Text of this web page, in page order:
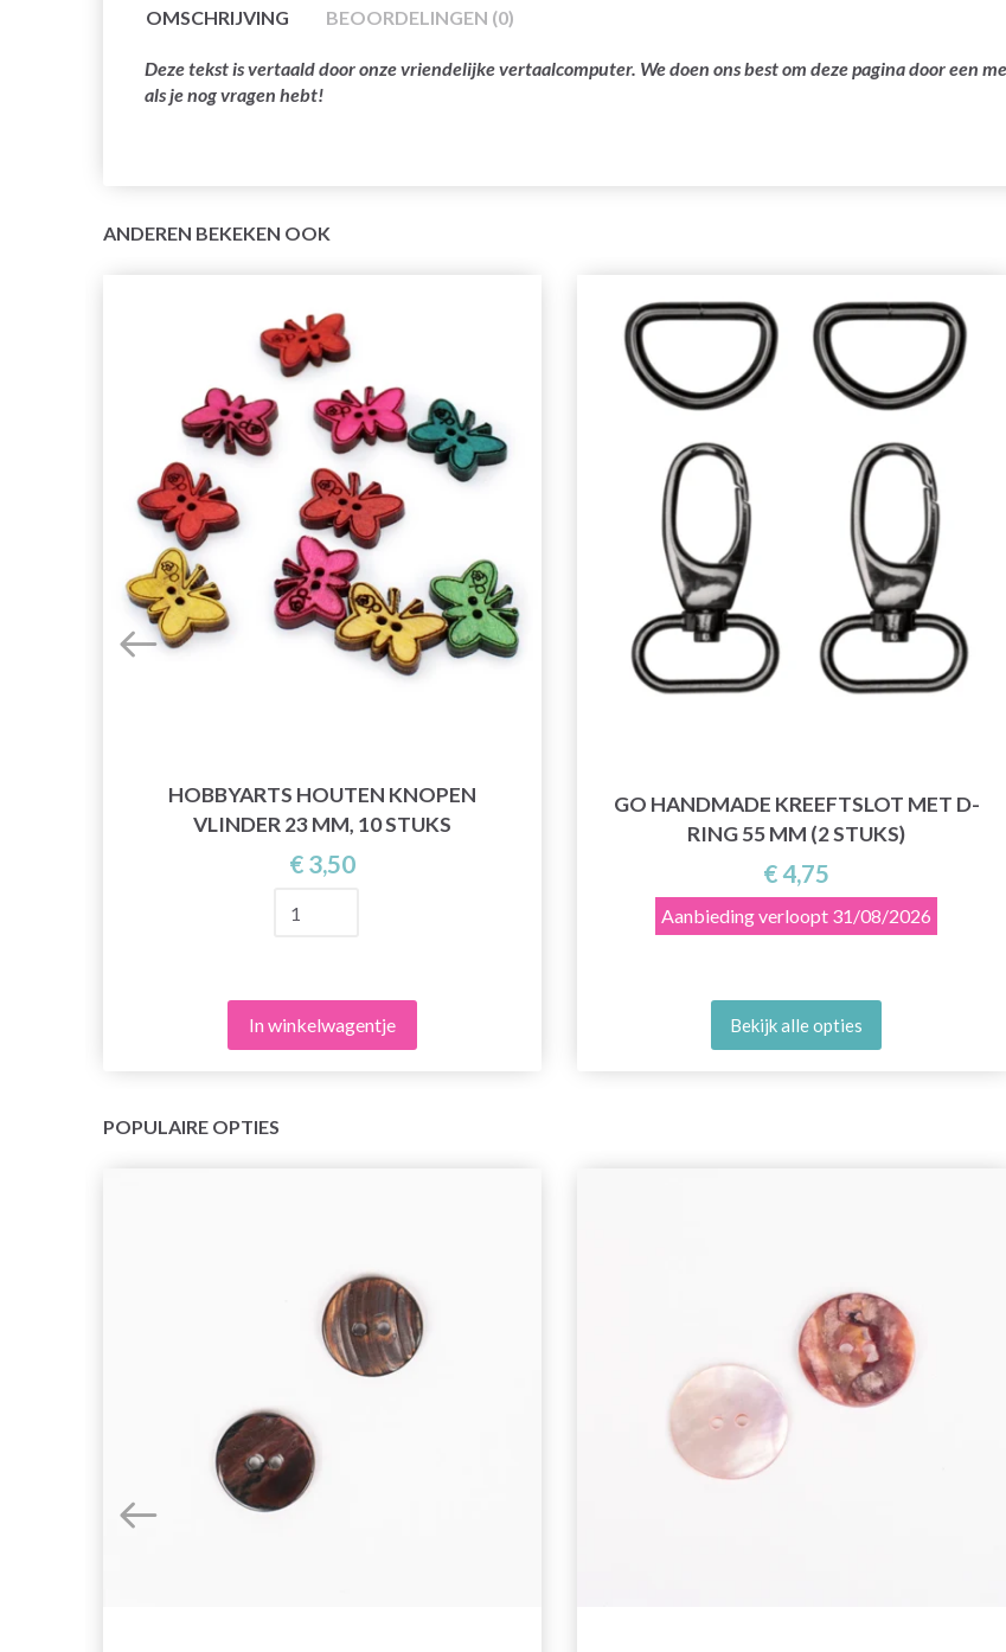
OMSCHRIJVING BEOORDELINGEN (0)
Deze tekst is vertaald door onze vriendelijke vertaalcomputer. We doen ons best om deze pagina door een
als je nog vragen hebt!
ANDEREN BEKEKEN OOK
HOBBYARTS HOUTEN KNOPEN
VLINDER 23 MM, 10 STUKS
€ 3,50
In winkelwagentje
GO HANDMADE KREEFTSLOT MET D-
RING 55 MM (2 STUKS)
€ 4,75
Aanbieding verloopt 31/08/2026
Bekijk alle opties
POPULAIRE OPTIES